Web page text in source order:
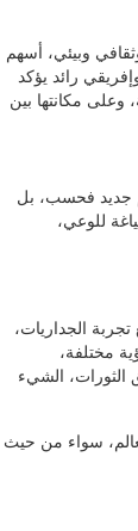
وبيئي، أسهم
رائد يؤكد
وعلى مكانتها بين
جديد فحسب، بل
للوعي،
الجداريات،
مختلفة،
الثورات، الشيء
سواء من حيث